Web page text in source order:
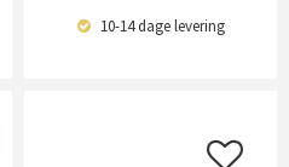
10-14 dagelevering